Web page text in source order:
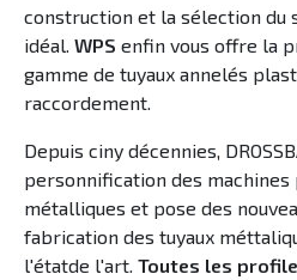
construction et la sélection du
idéal. WPS enfin vous offre la
gamme de tuyaux annelés
raccordement.
Depuis ciny décennies,
personnification des machines
métalliques et pose des
fabrication des tuyaux
l'étatde l'art. Toutes les